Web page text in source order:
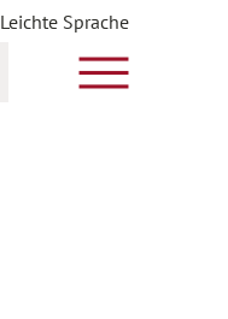
Leichte Sprache
Hauptmenü